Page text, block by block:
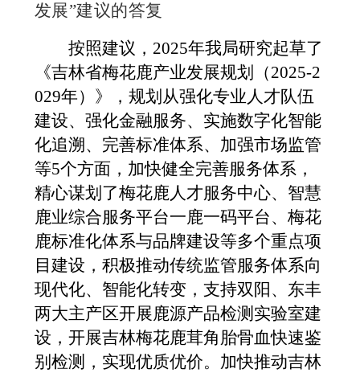
发展”建议的答复
按照建议， 2025年我局研究起草了
《吉林省梅花鹿产业发展规划（2025-2
029年）》，规划从强化专业人才队伍
建设、强化金融服务、实施数字化智能
化追溯、完善标准体系、加强市场监管
等5个方面，加快健全完善服务体系，
精心谋划了梅花鹿人才服务中心、智慧
鹿业综合服务平台一鹿一码平台、梅花
鹿标准化体系与品牌建设等多个重点项
目建设，积极推动传统监管服务体系向
现代化、智能化转变，支持双阳、东丰
两大主产区开展鹿源产品检测实验室建
设，开展吉林梅花鹿茸角胎骨血快速鉴
别检测，实现优质优价。加快推动吉林